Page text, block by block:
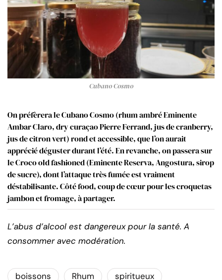
Cubano Cosmo
On préfèrera le Cubano Cosmo (rhum ambré Eminente
Ambar Claro, dry curaçao Pierre Ferrand, jus de cranberry,
jus de citron vert) rond et accessible, que l’on aurait
apprécié déguster durant l’été. En revanche, on passera sur
le Croco old fashioned (Eminente Reserva, Angostura, sirop
de sucre), dont l’attaque très fumée est vraiment
déstabilisante. Côté food, coup de cœur pour les croquetas
jambon et fromage, à partager.
L’abus d’alcool est dangereux pour la santé. A
consommer avec modération.
boissons Rhum spiritueux